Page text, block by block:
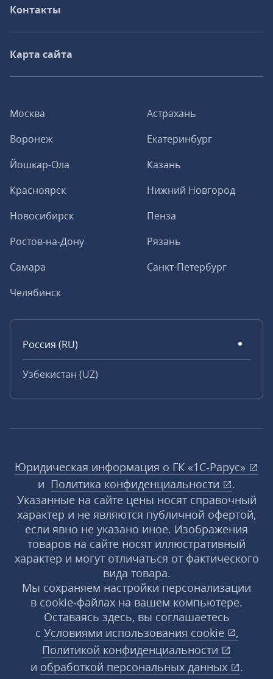
Москва
Астрахань
Воронеж
Екатеринбург
Йошкар-Ола
Казань
Красноярск
Нижний Новгород
Новосибирск
Пенза
Ростов-на-Дону
Рязань
Самара
Санкт-Петербург
Челябинск
Россия (RU)
Узбекистан (UZ)
Контакты
Карта сайта
Юридическая информация о ГК «1С‑Рарус»
и Политика конфиденциальности
.
Указанные на сайте цены носят справочный
характер и не являются публичной офертой,
если явно не указано иное. Изображения
товаров на сайте носят иллюстративный
характер и могут отличаться от фактического
вида товара.
Мы сохраняем настройки персонализации
в cookie‑файлах на вашем компьютере.
Оставаясь здесь, вы соглашаетесь
с Условиями использования cookie
,
Политикой конфиденциальности
и обработкой персональных данных
.